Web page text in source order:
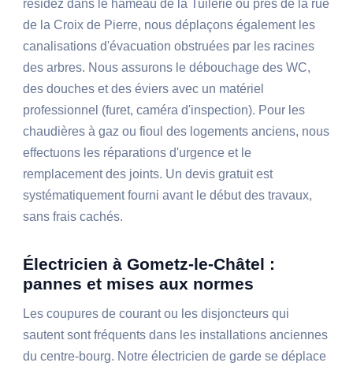
résidez dans le hameau de la Tuilerie ou près de la rue
de la Croix de Pierre, nous déplaçons également les
canalisations d'évacuation obstruées par les racines
des arbres. Nous assurons le débouchage des WC,
des douches et des éviers avec un matériel
professionnel (furet, caméra d'inspection). Pour les
chaudières à gaz ou fioul des logements anciens, nous
effectuons les réparations d'urgence et le
remplacement des joints. Un devis gratuit est
systématiquement fourni avant le début des travaux,
sans frais cachés.
Électricien à Gometz-le-Châtel :
pannes et mises aux normes
Les coupures de courant ou les disjoncteurs qui
sautent sont fréquents dans les installations anciennes
du centre-bourg. Notre électricien de garde se déplace